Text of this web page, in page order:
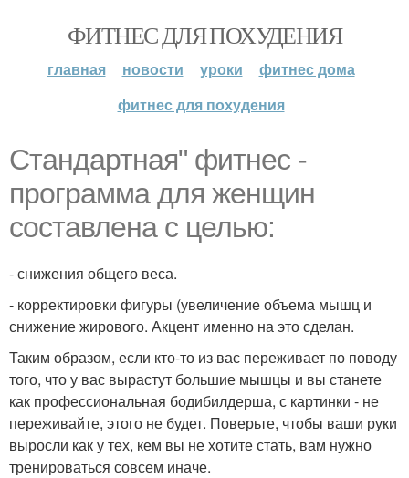
ФИТНЕС ДЛЯ ПОХУДЕНИЯ
главная новости уроки
фитнес дома
фитнес для похудения
Стандартная" фитнес -
программа для женщин
составлена с целью:
- снижения общего веса.
- корректировки фигуры (увеличение объема мышц и
снижение жирового. Акцент именно на это сделан.
Таким образом, если кто-то из вас переживает по поводу
того, что у вас вырастут большие мышцы и вы станете
как профессиональная бодибилдерша, с картинки - не
переживайте, этого не будет. Поверьте, чтобы ваши руки
выросли как у тех, кем вы не хотите стать, вам нужно
тренироваться совсем иначе.